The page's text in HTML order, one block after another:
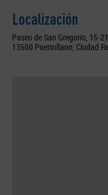
Localización
Paseo de San Gregorio, 15-21
13500 Puertollano, Ciudad